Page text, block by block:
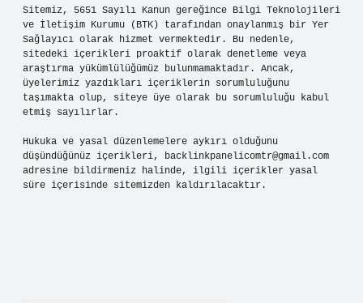
Sitemiz, 5651 Sayılı Kanun gereğince Bilgi Teknolojileri
ve İletişim Kurumu (BTK) tarafından onaylanmış bir Yer
Sağlayıcı olarak hizmet vermektedir. Bu nedenle,
sitedeki içerikleri proaktif olarak denetleme veya
araştırma yükümlülüğümüz bulunmamaktadır. Ancak,
üyelerimiz yazdıkları içeriklerin sorumluluğunu
taşımakta olup, siteye üye olarak bu sorumluluğu kabul
etmiş sayılırlar.
Hukuka ve yasal düzenlemelere aykırı olduğunu
düşündüğünüz içerikleri, backlinkpanelicomtr@gmail.com
adresine bildirmeniz halinde, ilgili içerikler yasal
süre içerisinde sitemizden kaldırılacaktır.